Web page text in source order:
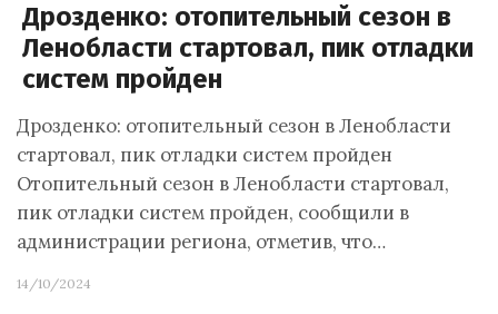
Дрозденко: отопительный сезон в
Ленобласти стартовал, пик отладки
систем пройден
Дрозденко: отопительный сезон в Ленобласти
стартовал, пик отладки систем пройден
Отопительный сезон в Ленобласти стартовал,
пик отладки систем пройден, сообщили в
администрации региона, отметив, что…
14/10/2024